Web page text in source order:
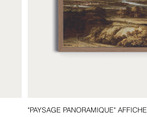
Aperçu rapide
"PAYSAGE PANORAMIQUE" AFFICHE